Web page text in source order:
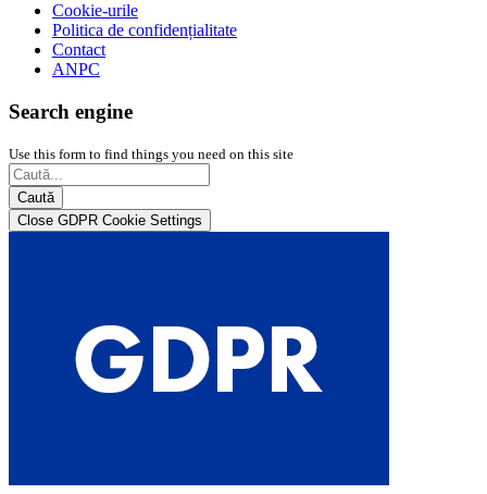
Cookie-urile
Politica de confidențialitate
Contact
ANPC
Search engine
Use this form to find things you need on this site
Caută
Close GDPR Cookie Settings